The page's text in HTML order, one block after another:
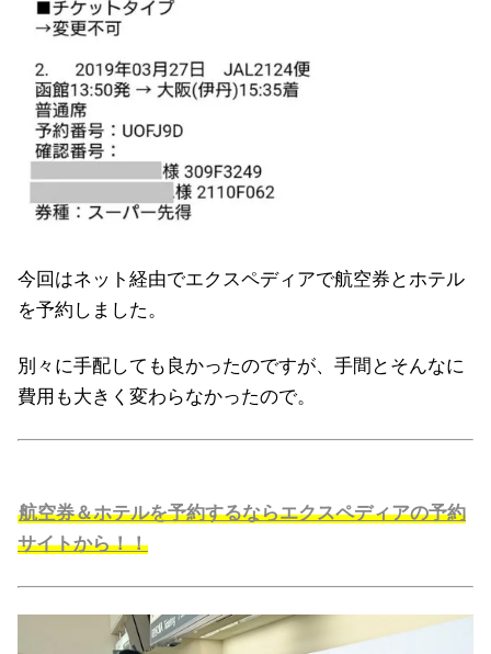
今回はネット経由でエクスペディアで航空券とホテル
を予約しました。
別々に手配しても良かったのですが、手間とそんなに
費用も大きく変わらなかったので。
航空券＆ホテルを予約するならエクスペディアの予約
サイトから！！